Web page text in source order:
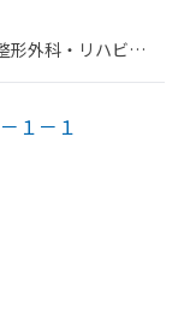
形外科・​リハビリ
１－１